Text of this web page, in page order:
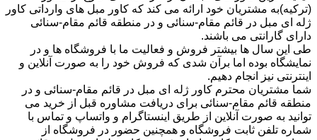
(ترکیه)به مشتریان خود ارائه می کند که کاور مبل های وارداتی کاور
ژله ای مبل در قائم مقام-سنائی و در منطقه قائم مقام-سنائی
دارای گارانتی می باشند.
طی این سال ها بیشتر فروش و فعالیت ما با فروشگاه ها و در
نمایشگاه بوده اما برآن شدی که فروش خود را به صورت آنلاین و
اینترنتی نیز انجام دهیم.
شما مشتریان محترم کاور ژله ای مبل در قائم مقام-سنائی و در
منطقه قائم مقام-سنائی برای دریافت مشاوره قبل از خرید می
توانید به صورت آنلاین از طریق اینستاگرام و واتساپ و تماس با
شماره تلفن ثابت فروشگاه و همچنین حضور در فروشگاه از